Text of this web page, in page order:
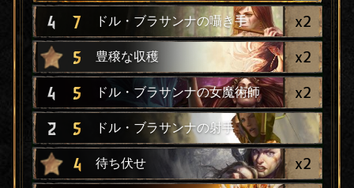
4 7 ドル・ブラサンナの囁き手 x2
5 豊穣な収穫 x2
4 5 ドル・ブラサンナの女魔術師 x2
2 5 ドル・ブラサンナの射手
4 待ち伏せ x2